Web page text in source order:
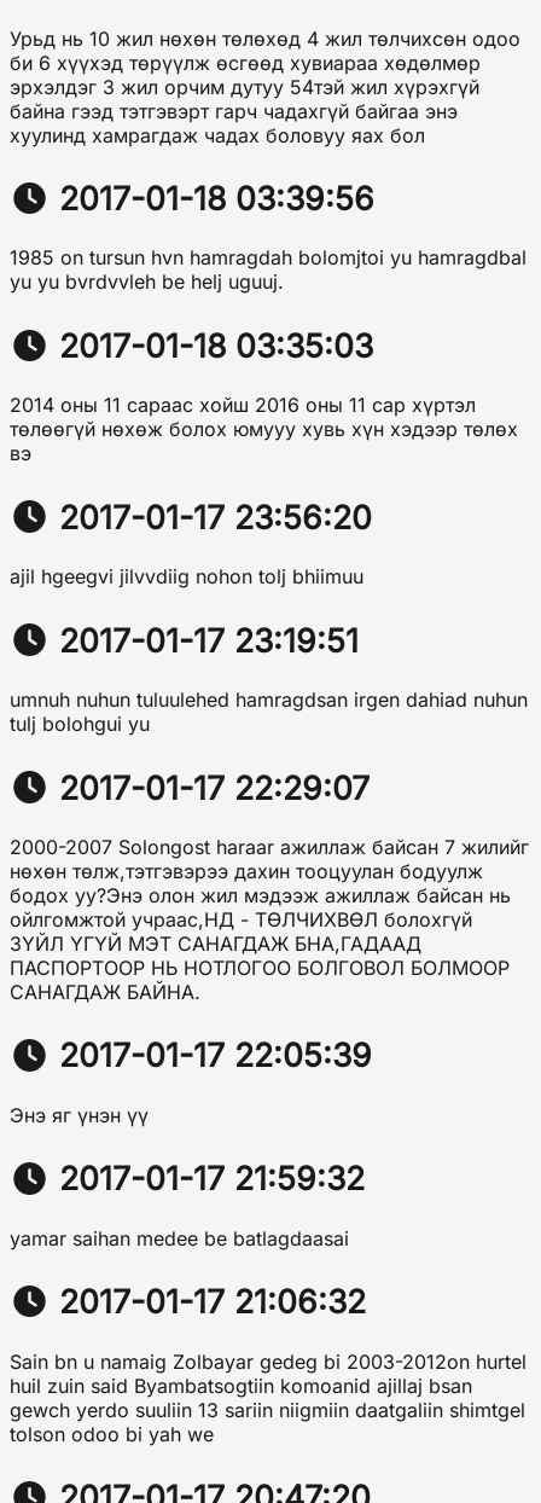
Урьд нь 10 жил нөхөн төлөхөд 4 жил төлчихсөн одоо
би 6 хүүхэд төрүүлж өсгөөд хувиараа хөдөлмөр
эрхэлдэг 3 жил орчим дутуу 54тэй жил хүрэхгүй
байна гээд тэтгэвэрт гарч чадахгүй байгаа энэ
хуулинд хамрагдаж чадах боловуу яах бол
2017-01-18 03:39:56
1985 on tursun hvn hamragdah bolomjtoi yu hamragdbal
yu yu bvrdvvleh be helj uguuj.
2017-01-18 03:35:03
2014 оны 11 сараас хойш 2016 оны 11 сар хүртэл
төлөөгүй нөхөж болох юмууу хувь хүн хэдээр төлөх
вэ
2017-01-17 23:56:20
ajil hgeegvi jilvvdiig nohon tolj bhiimuu
2017-01-17 23:19:51
umnuh nuhun tuluulehed hamragdsan irgen dahiad nuhun
tulj bolohgui yu
2017-01-17 22:29:07
2000-2007 Solongost haraar ажиллаж байсан 7 жилийг
нөхөн төлж,тэтгэвэрээ дахин тооцуулан бодуулж
бодох уу?Энэ олон жил мэдээж ажиллаж байсан нь
ойлгомжтой учраас,НД - ТӨЛЧИХВӨЛ болохгүй
ЗҮЙЛ ҮГҮЙ МЭТ САНАГДАЖ БНА,ГАДААД
ПАСПОРТООР НЬ НОТЛОГОО БОЛГОВОЛ БОЛМООР
САНАГДАЖ БАЙНА.
2017-01-17 22:05:39
Энэ яг үнэн үү
2017-01-17 21:59:32
yamar saihan medee be batlagdaasai
2017-01-17 21:06:32
Sain bn u namaig Zolbayar gedeg bi 2003-2012on hurtel
huil zuin said Byambatsogtiin komoanid ajillaj bsan
gewch yerdo suuliin 13 sariin niigmiin daatgaliin shimtgel
tolson odoo bi yah we